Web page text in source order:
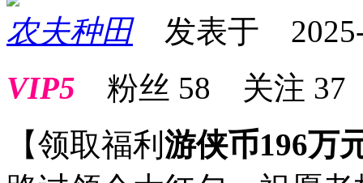
农夫种田发表于 2025-
VIP5 粉丝 58 关注 37
【领取福利 游侠币196万